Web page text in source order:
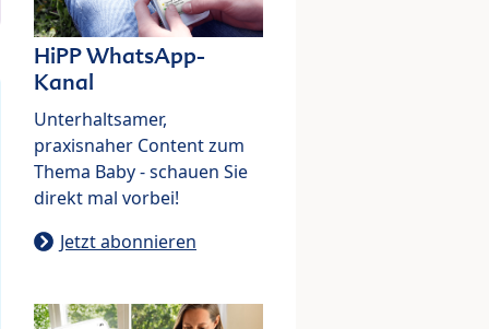
HiPP WhatsApp-
Kanal
Unterhaltsamer,
praxisnaher Content zum
Thema Baby - schauen Sie
direkt mal vorbei!
Jetzt abonnieren